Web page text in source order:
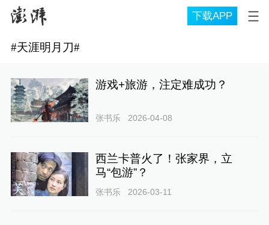
下载APP
#天涯明月刀#
游戏+旅游，注定难成功？
张书乐 2026-04-08
西兰卡普火了！张家界，立
马“包游”？
张书乐 2026-03-11